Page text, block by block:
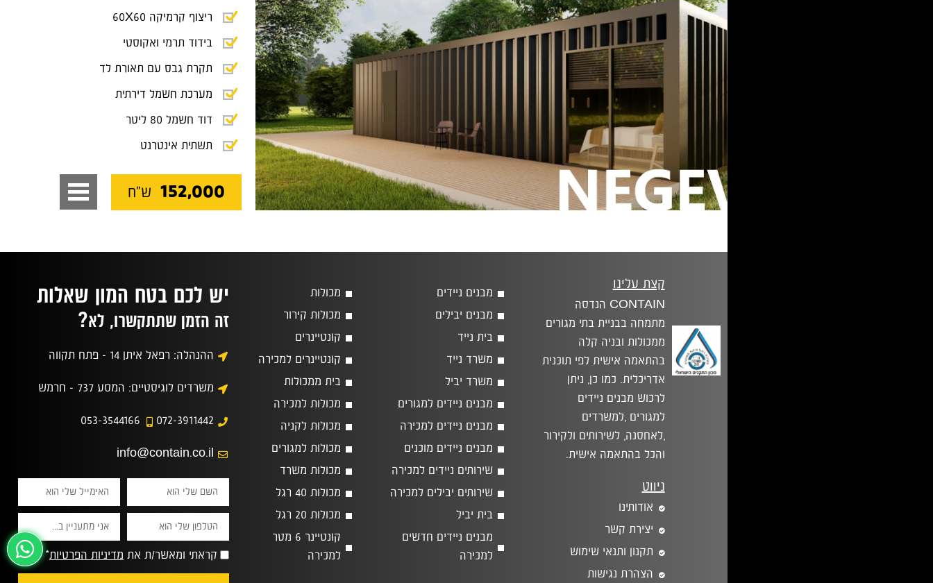
‏ריצוף קרמיקה 60X60
בידוד תרמי ואקוסטי
תקרת גבס עם תאורת לד
מערכת חשמל דירתית
דוד חשמל 80 ליטר
תשתית אינטרנט
152,000 ש"ח
קצת עלינו
CONTAIN הנדסה
מתמחה בבניית בתי מגורים
ממכולות ובניה קלה
בהתאמה אישית לפי תוכנית
אדריכלית. כמו כן, ניתן
לרכוש מבנים ניידים
למגורים ,למשרדים
,לאחסנה, לשירותים ולקירור
והכל בהתאמה אישית.
ניווט
אודותינו
יצירת קשר
תקנון ותנאי שימוש
הצהרת נגישות
מבנים ניידים
מבנים יבילים
בית נייד
משרד נייד
משרד יביל
מבנים ניידים למגורים
מבנים ניידים למכירה
מבנים ניידים מוכנים
שירותים ניידים למכירה
שירותים יבילים למכירה
בית יביל
מבנים ניידים חדשים
למכירה
מכולות
מכולות קירור
קונטיינרים
קונטיינרים למכירה
בית ממכולות
מכולות למכירה
מכולות לקניה
מכולות למגורים
מכולות משרד
מכולות 40 רגל
מכולות 20 רגל
קונטיינר 6 מטר
למכירה
יש לכם בטח המון שאלות
זה הזמן שתתקשרו, לא?
ההנהלה: רפאל איתן 14 - פתח תקווה
משרדים לוגיסטיים: המסע 737 - חרמש
072-3911442
053-3544166
info@contain.co.il
קראתי ומאשר/ת את מדיניות הפרטיות*